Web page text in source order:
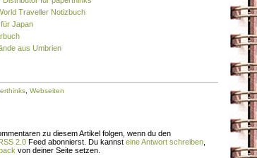
Traveller Notizbuch
Japan
aus Umbrien
Webseiten
zu diesem Artikel folgen, wenn du den
2.0 Feed abonnierst. Du kannst eine Antwort schreiben
von deiner Seite setzen.